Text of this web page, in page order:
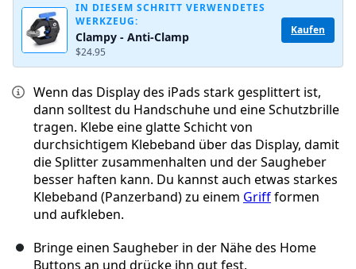
IN DIESEM SCHRITT VERWENDETES
WERKZEUG:
Clampy - Anti-Clamp
$24.95
Kaufen
Wenn das Display des iPads stark gesplittert ist,
dann solltest du Handschuhe und eine Schutzbrille
tragen. Klebe eine glatte Schicht von
durchsichtigem Klebeband über das Display, damit
die Splitter zusammenhalten und der Saugheber
besser haften kann. Du kannst auch etwas starkes
Klebeband (Panzerband) zu einem Griffformen
und aufkleben.
Bringe einen Saugheber in der Nähe des Home
Buttons an und drücke ihn gut fest.